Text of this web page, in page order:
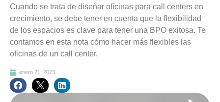
Cuando se trata de diseñar oficinas para call centers en
crecimiento, se debe tener en cuenta que la flexibilidad
de los espacios es clave para tener una BPO exitosa. Te
contamos en esta nota cómo hacer más flexibles las
oficinas de un call center.
enero 21, 2023